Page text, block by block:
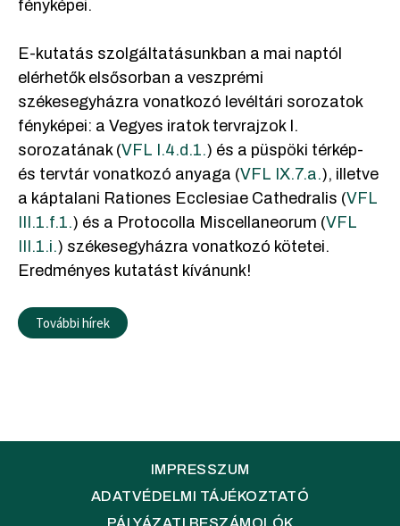
fényképei.
E-kutatás szolgáltatásunkban a mai naptól
elérhetők elsősorban a veszprémi
székesegyházra vonatkozó levéltári sorozatok
fényképei: a Vegyes iratok tervrajzok I.
sorozatának (VFL I.4.d.1.) és a püspöki térkép-
és tervtár vonatkozó anyaga (VFL IX.7.a.), illetve
a káptalani Rationes Ecclesiae Cathedralis (VFL
III.1.f.1.) és a Protocolla Miscellaneorum (VFL
III.1.i.) székesegyházra vonatkozó kötetei.
Eredményes kutatást kívánunk!
További hírek
IMPRESSZUM
ADATVÉDELMI TÁJÉKOZTATÓ
PÁLYÁZATI BESZÁMOLÓK